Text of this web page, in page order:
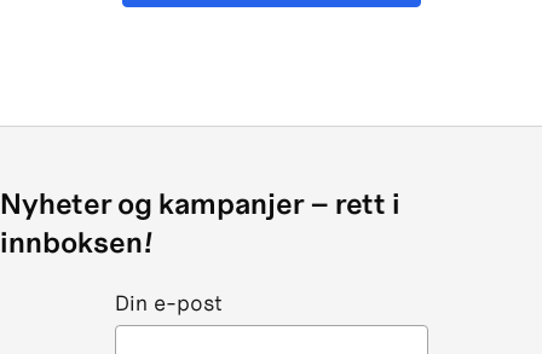
Nyheter og kampanjer – rett i
innboksen!
Din e-post